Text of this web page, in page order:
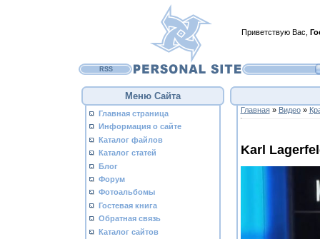
Приветствую Вас
RSS
Меню Сайта
Главная страница
Информация о сайте
Каталог файлов
Каталог статей
Блог
Форум
Фотоальбомы
Гостевая книга
Обратная связь
Каталог сайтов
Главная» Видео»
Karl